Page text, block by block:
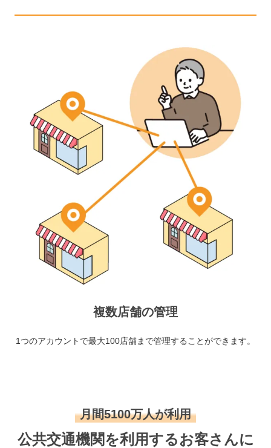
複数店舗の管理
1つのアカウントで最大100店舗まで管理することができます。
月間5100万人が利用
公共交通機関を利用するお客さんに